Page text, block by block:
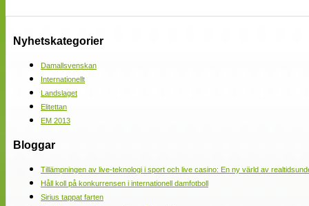
Nyhetskategorier
Damallsvenskan
Internationellt
Landslaget
Elitettan
EM 2013
Bloggar
Tillämpningen av live-teknologi i sport och live casino: En ny värld av
Håll koll på konkurrensen i internationell damfotboll
Sirius tappat farten